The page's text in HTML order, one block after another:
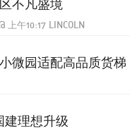
不凡盛境
@ 上午10:17 LINCOLN
微园适配高品质货梯
理想升级